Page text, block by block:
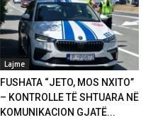
Lajme
FUSHATA “JETO, MOS NXITO”
– KONTROLLE TË SHTUARA NË
KOMUNIKACION GJATË...